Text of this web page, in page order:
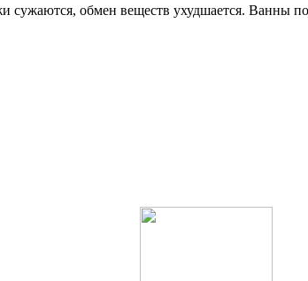
обмен веществ ухудшается. Ванны